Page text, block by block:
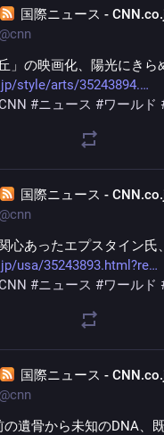
国際ニュース -
@cnn
丘」の映画化、陽光にき
style/arts/35243894.
#ニュース #ワールド
国際ニュース -
@cnn
心あったエプスタイン氏
usa/35243893.html?re
#ニュース #ワールド
国際ニュース -
@cnn
の遺骨から未知のDNA、